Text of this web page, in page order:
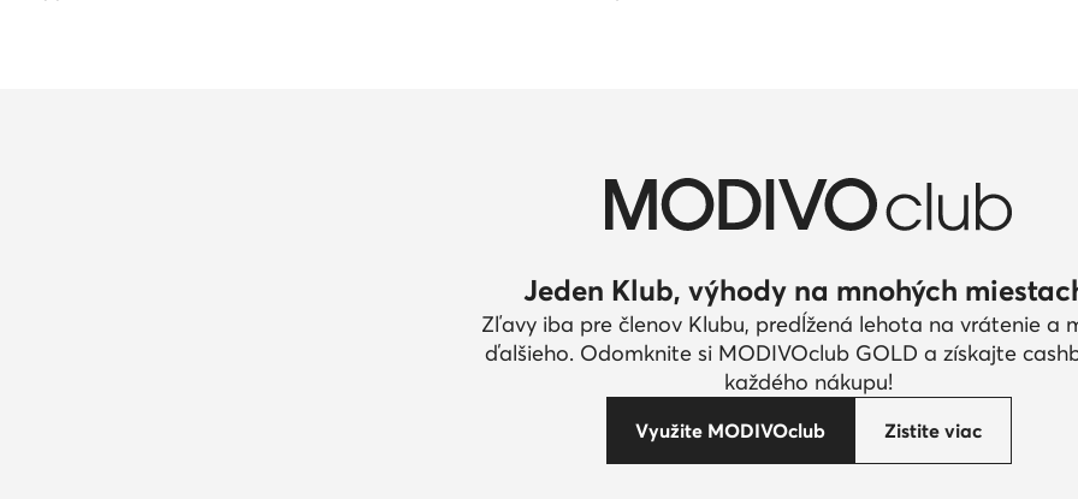
Jeden Klub, výhody na mnohých
Zľavy iba pre členov Klubu, predĺžená lehota na vrátenie a
ďalšieho. Odomknite si MODIVOclub GOLD a získajte
každého nákupu!
Využite MODIVOclub Zistite viac